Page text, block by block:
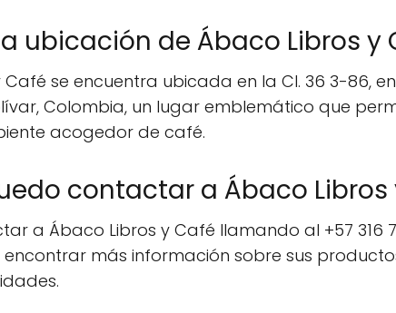
ubicación de Ábaco Libros y
se encuentra ubicada en la Cl. 36 3-86,
Colombia, un lugar emblemático que
acogedor de café.
contactar a Ábaco Libros
a Ábaco Libros y Café llamando al +57
más información sobre sus